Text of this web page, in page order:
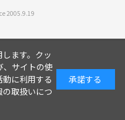
2005.9.19
ます。クッ
、サイトの使
に利用する
の取扱いにつ
承諾する